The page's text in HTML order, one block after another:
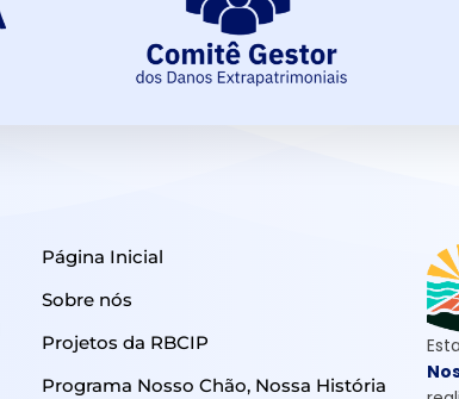
Página Inicial
Sobre nós
Projetos da RBCIP
Programa Nosso Chão, Nossa História